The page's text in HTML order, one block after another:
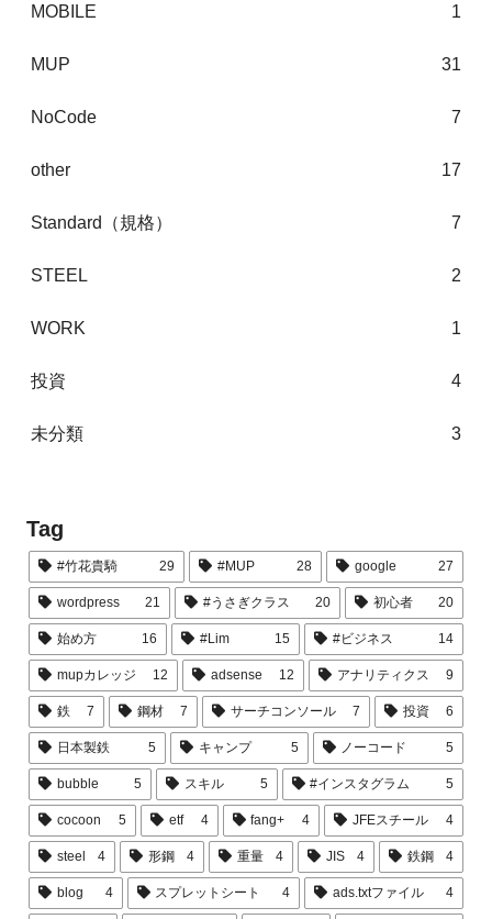
MOBILE 1
MUP 31
NoCode 7
other 17
Standard（規格） 7
STEEL 2
WORK 1
投資 4
未分類 3
Tag
#竹花貴騎 29 #MUP 28 google 27
wordpress 21 #うさぎクラス 20 初心者 20
始め方 16 #Lim 15 #ビジネス 14
mupカレッジ 12 adsense 12 アナリティクス 9
鉄 7 鋼材 7 サーチコンソール 7 投資 6
日本製鉄 5 キャンプ 5 ノーコード 5
bubble 5 スキル 5 #インスタグラム 5
cocoon 5 etf 4 fang+ 4 JFEスチール 4
steel 4 形鋼 4 重量 4 JIS 4 鉄鋼 4
blog 4 スプレットシート 4 ads.txtファイル 4